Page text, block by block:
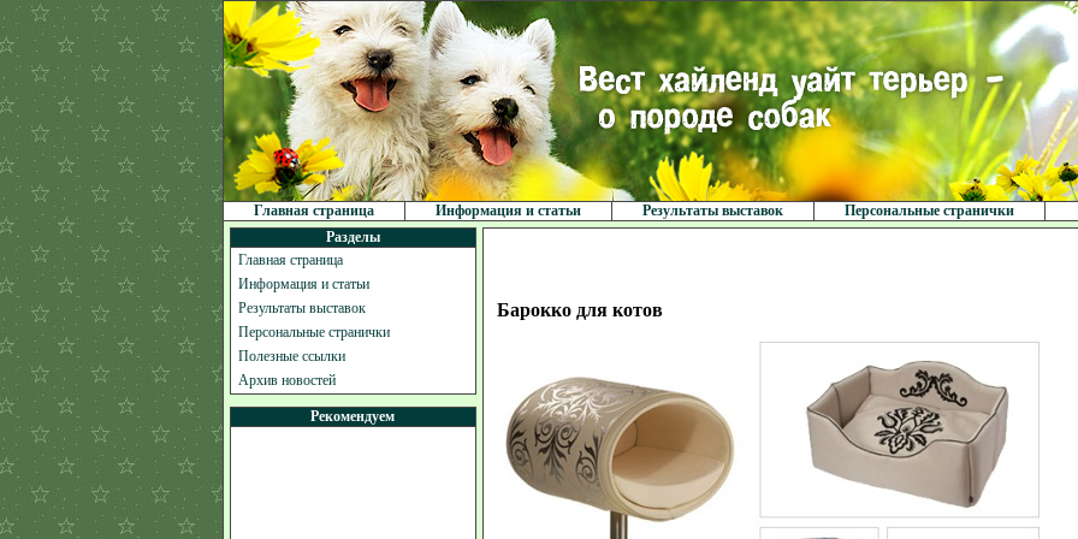
Главная страница Информация и статьи Результаты выставок
Персональные странички
Разделы
Главная страница
Информация и статьи
Результаты выставок
Персональные странички
Полезные ссылки
Архив новостей
Рекомендуем
Барокко для котов